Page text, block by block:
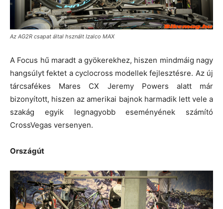
Az AG2R csapat által hsznált Izalco MAX
A Focus hű maradt a gyökerekhez, hiszen mindmáig nagy
hangsúlyt fektet a cyclocross modellek fejlesztésre. Az új
tárcsafékes Mares CX Jeremy Powers alatt már
bizonyított, hiszen az amerikai bajnok harmadik lett vele a
szakág egyik legnagyobb eseményének számító
CrossVegas versenyen.
Országút